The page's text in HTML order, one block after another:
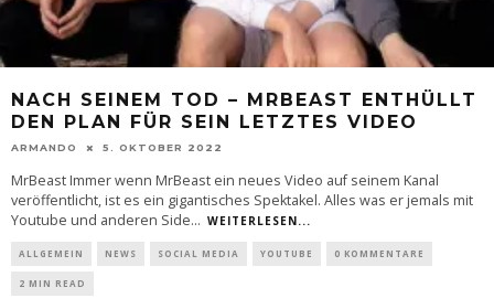
NACH SEINEM TOD – MRBEAST ENTHÜLLT
DEN PLAN FÜR SEIN LETZTES VIDEO
ARMANDO 5. OKTOBER 2022
MrBeast Immer wenn MrBeast ein neues Video auf seinem Kanal
veröffentlicht, ist es ein gigantisches Spektakel. Alles was er jemals mit
Youtube und anderen Side... WEITERLESEN...
ALLGEMEIN NEWS SOCIAL MEDIA YOUTUBE 0 KOMMENTARE
2 MIN READ